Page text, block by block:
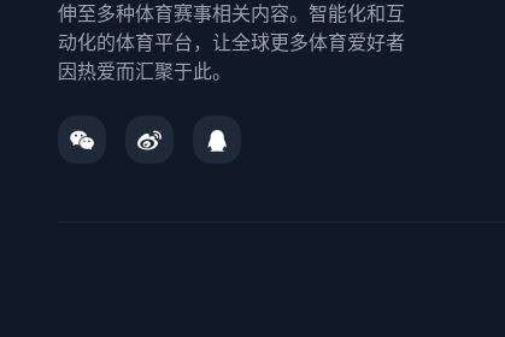
伸至多种体育赛事相关内容。智能化和互
动化的体育平台，让全球更多体育爱好者
因热爱而汇聚于此。